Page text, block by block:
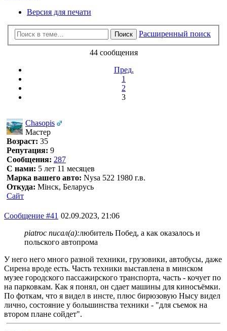
Версия для печати
Поиск Расширенный поиск
44 сообщения
Пред.
1
2
3
Chasopis
Мастер
Возраст: 35
Репутация: 9
Сообщения: 287
С нами: 5 лет 11 месяцев
Марка вашего авто: Nysa 522 1980 г.в.
Откуда: Мінск, Беларусь
Сайт
Сообщение #41 02.09.2023, 21:06
piatroc писал(а):любитель Побед, а как оказалось и
польского автопрома
У него него много разной техники, грузовики, автобусы, даже
Сирена вроде есть. Часть техники выставлена в минском
музее городского пассажирского транспорта, часть - кочует по
на парковкам. Как я понял, он сдает машины для киносъёмки.
По фоткам, что я видел в инсте, плюс бирюзовую Нысу видел
лично, состояние у большинства техники - "для съемок на
втором плане сойдет".